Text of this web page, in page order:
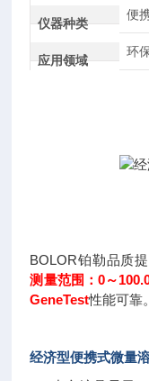
仪器种类
便
应用领域
环
BOLOR铂勒品质
测量范围：0～
GeneTest性能可靠。
经济型便携式微量